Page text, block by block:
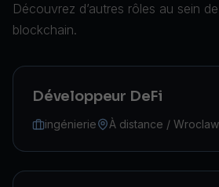
Découvrez d’autres rôles au sein
blockchain.
Développeur DeFi
ingénierie À distance / Wroclaw